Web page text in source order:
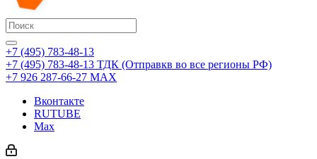
+7 (495) 783-48-13
+7 (495) 783-48-13 ТДК (Отправкв во все регионы РФ)
+7 926 287-66-27 МАХ
Вконтакте
RUTUBE
Max